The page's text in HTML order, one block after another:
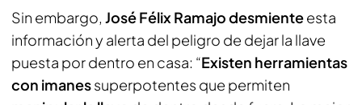
Sin embargo, José Félix Ramajo desmienteesta
información y alerta del peligro de dejar la llave
puesta por dentro en casa: “Existen herramientas
con imanessuperpotentes que permiten